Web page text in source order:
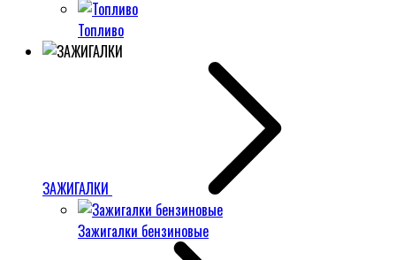
Топливо
ЗАЖИГАЛКИ
Зажигалки бензиновые